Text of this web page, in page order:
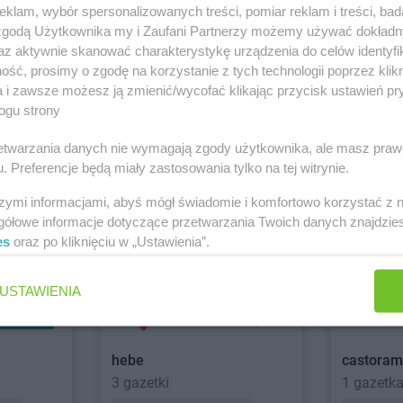
Black Red White Lubartów Black Red
Sącz
Black Red White Płock
Black Red White Poznań
Black Red
Black Red White
Black Red
6 gazetek
Dodaj do ulubionych
Brak
Dodaj do
hebe
3 gazetki
1 gazetka
wybór spersonalizowanych treści, pomiar reklam i treści,
Użytkownika my i Zaufani Partnerzy możemy używać
aktywnie skanować charakterystykę urządzenia do celów
prosimy o zgodę na korzystanie z tych technologii poprzez
i zawsze możesz ją zmienić/wycofać klikając przycisk ustawień
strony
danych nie wymagają zgody użytkownika, ale masz
Preferencje będą miały zastosowania tylko na tej witrynie.
informacjami, abyś mógł świadomie i komfortowo korzystać z
informacje dotyczące przetwarzania Twoich danych
oraz po kliknięciu w „Ustawienia”.
USTAWIENIA